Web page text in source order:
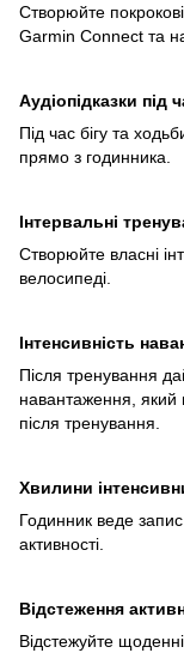
Створюйте
Garmin Connect та
Аудіопідказки під
Під час бігу та
прямо з годинника.
Інтервальні
Створюйте власні
велосипеді.
Інтенсивність
Після тренування
навантаження, який
після тренування.
Хвилини
Годинник веде
активності.
Відстеження
Відстежуйте